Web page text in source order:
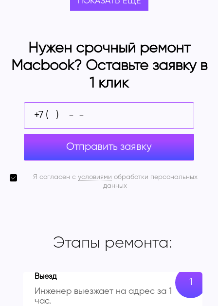
Нужен срочный ремонт
Macbook? Оставьте заявку в
1 клик
Отправить заявку
Я согласен с условиями обработки персональных
данных
Этапы ремонта:
Выезд
Инженер выезжает на адрес за 1
час.